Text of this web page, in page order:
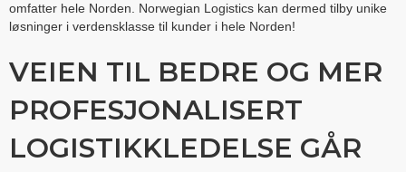
omfatter hele Norden. Norwegian Logistics kan dermed tilby unike
løsninger i verdensklasse til kunder i hele Norden!
VEIEN TIL BEDRE OG MER
PROFESJONALISERT
LOGISTIKKLEDELSE GÅR